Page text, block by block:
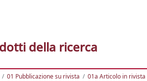
della ricerca
01 Pubblicazione su rivista 01a Articolo in rivista